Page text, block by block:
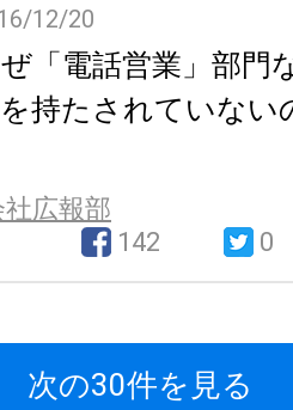
12/20
「電話営業」部門
持たされていない
広報部
142
0
次の30件を見る